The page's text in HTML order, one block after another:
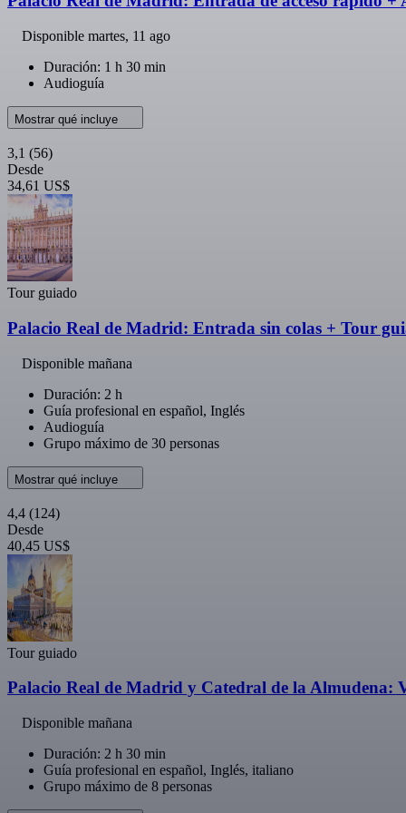
Disponible martes, 11 ago
Duración: 1 h 30 min
Audioguía
Mostrar qué incluye
3,1 (56)
Desde
34,61 US$
Tour guiado
Palacio Real de Madrid: Entrada sin colas + Tour
Disponible mañana
Duración: 2 h
Guía profesional en español, Inglés
Audioguía
Grupo máximo de 30 personas
Mostrar qué incluye
4,4 (124)
Desde
40,45 US$
Tour guiado
Palacio Real de Madrid y Catedral de la Almudena:
Disponible mañana
Duración: 2 h 30 min
Guía profesional en español, Inglés, italiano
Grupo máximo de 8 personas